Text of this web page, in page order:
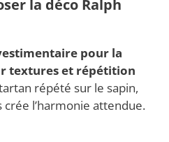
la déco Ralph
pour la
textures et répétition
répété sur le sapin,
l’harmonie attendue.